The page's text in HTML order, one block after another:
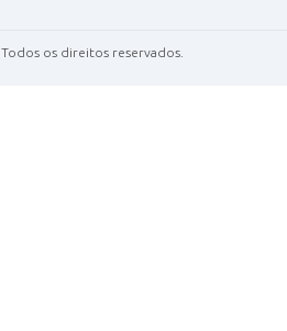
os direitos reservados.